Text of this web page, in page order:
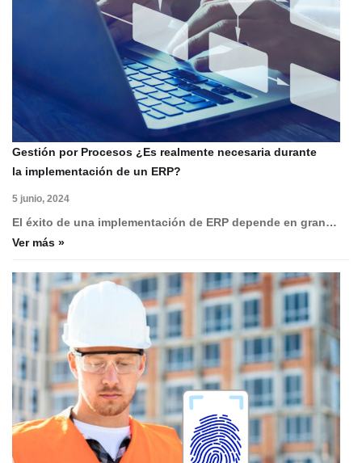
Gestión por Procesos ¿Es realmente necesaria durante
la implementación de un ERP?
5 junio, 2024
El éxito de una implementación de ERP depende en gran…
Ver más »